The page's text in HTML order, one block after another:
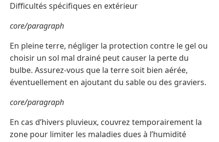
Difficultés spécifiques en extérieur
core/paragraph
En pleine terre, négliger la protection contre le gel ou
choisir un sol mal drainé peut causer la perte du
bulbe. Assurez-vous que la terre soit bien aérée,
éventuellement en ajoutant du sable ou des graviers.
core/paragraph
En cas d’hivers pluvieux, couvrez temporairement la
zone pour limiter les maladies dues à l’humidité